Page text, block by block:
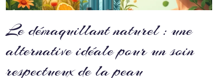
Le démaquillant naturel : une
alternative idéale pour un soin
respectueux de la peau